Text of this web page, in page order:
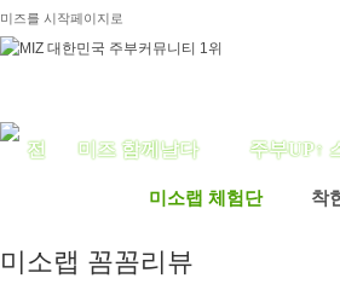
미즈를 시작페이지로
미즈 함께날다 주부UP↑
미소랩 체험단 착
미소랩 꼼꼼리뷰